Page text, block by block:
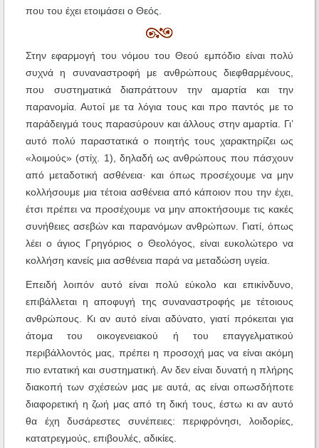
που του έχει ετοιμάσει ο Θεός.
Στην εφαρμογή του νόμου του Θεού εμπόδιο είναι πολύ
συχνά η συναναστροφή με ανθρώπους διεφθαρμένους,
που συστηματικά διαπράττουν την αμαρτία και την
παρανομία. Αυτοί με τα λόγια τους και προ παντός με το
παράδειγμά τους παρασύρουν και άλλους στην αμαρτία. Γι’
αυτό πολύ παραστατικά ο ποιητής τους χαρακτηρίζει ως
«λοιμούς» (στίχ. 1), δηλαδή ως ανθρώπους που πάσχουν
από μεταδοτική ασθένεια· και όπως προσέχουμε να μην
κολλήσουμε μια τέτοια ασθένεια από κάποιον που την έχει,
έτσι πρέπει να προσέχουμε να μην αποκτήσουμε τις κακές
συνήθειες ασεβών και παρανόμων ανθρώπων. Γιατί, όπως
λέει ο άγιος Γρηγόριος ο Θεολόγος, είναι ευκολώτερο να
κολλήση κανείς μια ασθένεια παρά να μεταδώση υγεία.
Επειδή λοιπόν αυτό είναι πολύ εύκολο και επικίνδυνο,
επιβάλλεται η αποφυγή της συναναστροφής με τέτοιους
ανθρώπους. Κι αν αυτό είναι αδύνατο, γιατί πρόκειται για
άτομα του οικογενειακού ή του επαγγελματικού
περιβάλλοντός μας, πρέπει η προσοχή μας να είναι ακόμη
πιο εντατική και συστηματική. Αν δεν είναι δυνατή η πλήρης
διακοπή των σχέσεών μας με αυτά, ας είναι οπωσδήποτε
διαφορετική η ζωή μας από τη δική τους, έστω κι αν αυτό
θα έχη δυσάρεστες συνέπειες: περιφρόνησι, λοιδορίες,
κατατρεγμούς, επιβουλές, αδικίες.